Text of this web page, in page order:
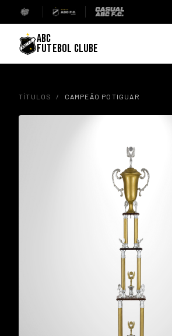
ABC
FUTEBOL CLUBE
TÍTULOS / CAMPEÃO POTIGUAR